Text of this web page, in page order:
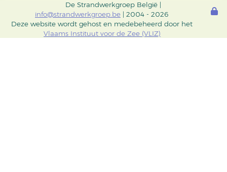
De Strandwerkgroep België |
info@strandwerkgroep.be | 2004 - 2026
Deze website wordt gehost en medebeheerd door het
Vlaams Instituut voor de Zee (VLIZ)